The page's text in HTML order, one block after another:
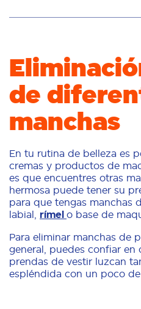
de
manchas
En tu rutina de belleza es
cremas y productos de
es que encuentres otras
hermosa puede tener su
para que tengas manchas
labial, rímel o base de
Para eliminar manchas de
general, puedes confiar en
prendas de vestir luzcan
espléndida con un poco